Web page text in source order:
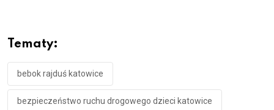
Tematy:
bebok rajduś katowice
bezpieczeństwo ruchu drogowego dzieci katowice